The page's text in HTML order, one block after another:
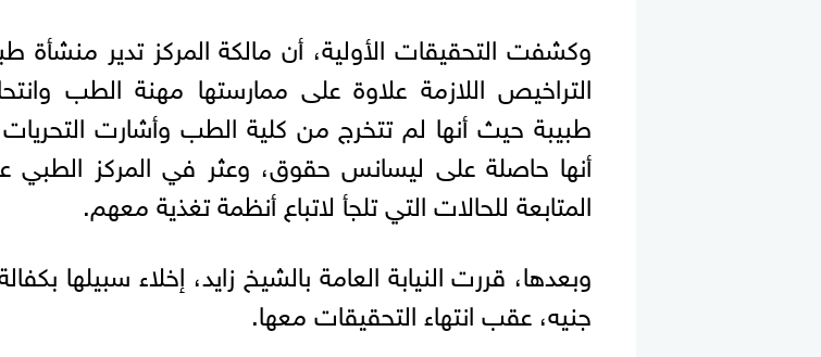
وكشفت التحقيقات الأولية، أن مالكة المركز تدير منشأة
التراخيص اللازمة علاوة على ممارستها مهنة الطب
طبيبة حيث أنها لم تتخرج من كلية الطب وأشارت التحريات
أنها حاصلة على ليسانس حقوق، وعثر في المركز الطبي
المتابعة للحالات التي تلجأ لاتباع أنظمة تغذية معهم.
جنيه، عقب انتهاء التحقيقات معها.